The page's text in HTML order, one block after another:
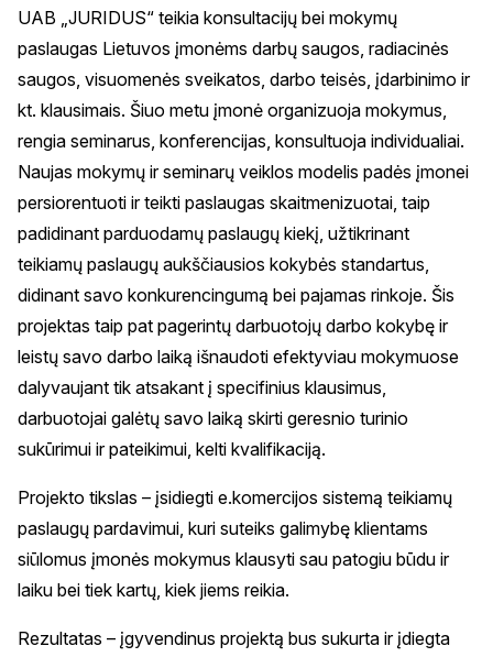
UAB „JURIDUS“ teikia konsultacijų bei mokymų
paslaugas Lietuvos įmonėms darbų saugos, radiacinės
saugos, visuomenės sveikatos, darbo teisės, įdarbinimo ir
kt. klausimais. Šiuo metu įmonė organizuoja mokymus,
rengia seminarus, konferencijas, konsultuoja individualiai.
Naujas mokymų ir seminarų veiklos modelis padės įmonei
persiorentuoti ir teikti paslaugas skaitmenizuotai, taip
padidinant parduodamų paslaugų kiekį, užtikrinant
teikiamų paslaugų aukščiausios kokybės standartus,
didinant savo konkurencingumą bei pajamas rinkoje. Šis
projektas taip pat pagerintų darbuotojų darbo kokybę ir
leistų savo darbo laiką išnaudoti efektyviau mokymuose
dalyvaujant tik atsakant į specifinius klausimus,
darbuotojai galėtų savo laiką skirti geresnio turinio
sukūrimui ir pateikimui, kelti kvalifikaciją.
Projekto tikslas – įsidiegti e.komercijos sistemą teikiamų
paslaugų pardavimui, kuri suteiks galimybę klientams
siūlomus įmonės mokymus klausyti sau patogiu būdu ir
laiku bei tiek kartų, kiek jiems reikia.
Rezultatas – įgyvendinus projektą bus sukurta ir įdiegta